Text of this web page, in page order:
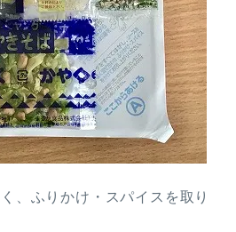
、ふりかけ・スパイスを取り